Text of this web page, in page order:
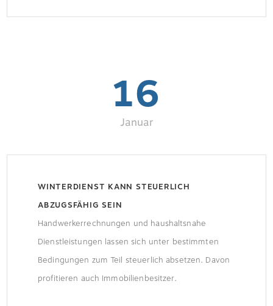
16
Januar
WINTERDIENST KANN STEUERLICH
ABZUGSFÄHIG SEIN
Handwerkerrechnungen und haushaltsnahe
Dienstleistungen lassen sich unter bestimmten
Bedingungen zum Teil steuerlich absetzen. Davon
profitieren auch Immobilienbesitzer.